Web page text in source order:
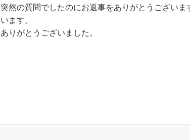
突然の質問でしたのにお返事をありがとうござい
います。
ありがとうございました。